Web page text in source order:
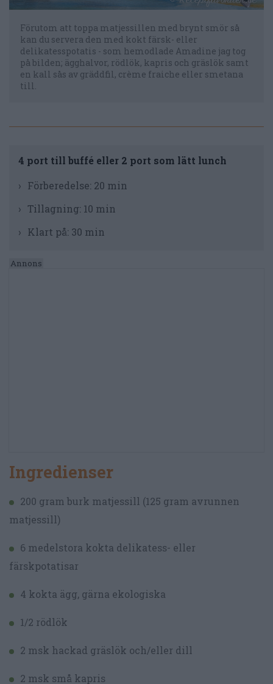
Förutom att toppa matjessillen med brynt smör så
kan du servera den med kokt färsk- eller
delikatesspotatis - som hemodlade Amadine jag tog
på bilden; ägghalvor, rödlök, kapris och gräslök samt
en kall sås av gräddfil, crème fraiche eller smetana
till.
4 port till buffé eller 2 port som lätt lunch
Förberedelse: 20 min
Tillagning: 10 min
Klart på: 30 min
Ingredienser
200 gram burk matjessill (125 gram avrunnen
matjessill)
6 medelstora kokta delikatess- eller
färskpotatisar
4 kokta ägg, gärna ekologiska
1/2 rödlök
2 msk hackad gräslök och/eller dill
2 msk små kapris